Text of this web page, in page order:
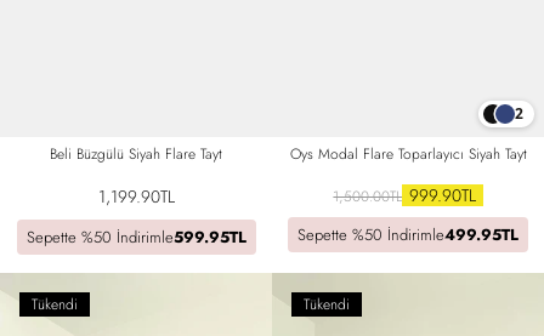
Beli Büzgülü Siyah Flare Tayt
1,199.90TL
Sepette %50 İndirimle599.95TL
2
Oys Modal Flare Toparlayıcı Siyah Tayt
1,500.00TL 999.90TL
Sepette %50 İndirimle499.95TL
Tükendi Tükendi